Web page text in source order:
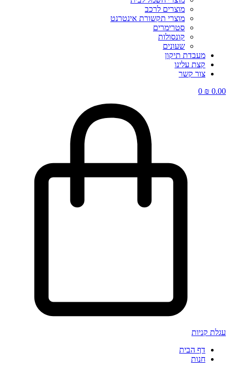
מוצרים לרכב
מוצרי תקשורת אינטרנט
סטרימרים
קונסולות
שעונים
מעבדת תיקון
קצת עלינו
צור קשר
₪0.00
0
עגלת קניות
דף הבית
חנות